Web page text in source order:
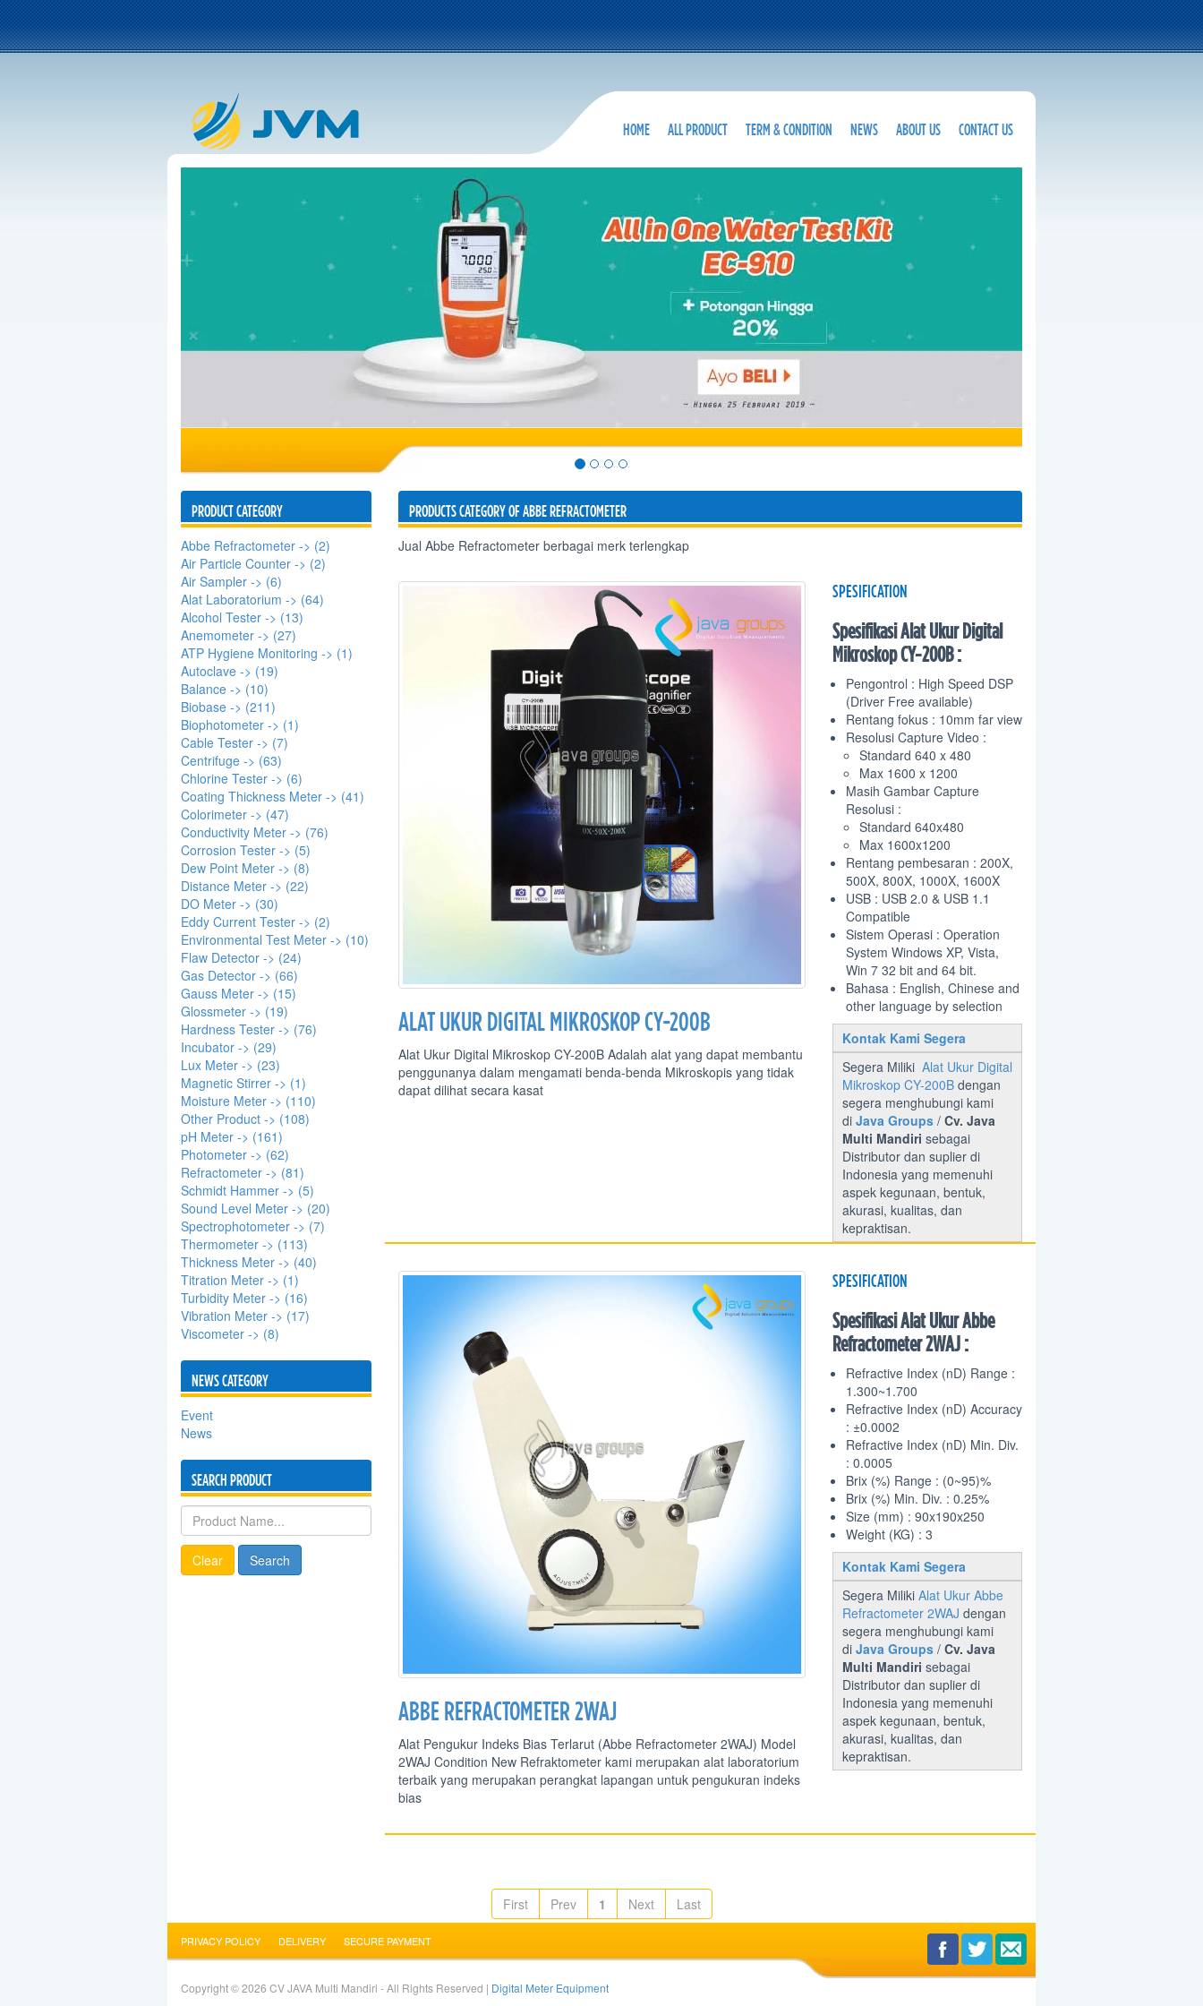
HOME ALL PRODUCT TERM & CONDITION NEWS ABOUT US CONTACT US
PRODUCT CATEGORY
Abbe Refractometer -> (2)
Air Particle Counter -> (2)
Air Sampler -> (6)
Alat Laboratorium -> (64)
Alcohol Tester -> (13)
Anemometer -> (27)
ATP Hygiene Monitoring -> (1)
Autoclave -> (19)
Balance -> (10)
Biobase -> (211)
Biophotometer -> (1)
Cable Tester -> (7)
Centrifuge -> (63)
Chlorine Tester -> (6)
Coating Thickness Meter -> (41)
Colorimeter -> (47)
Conductivity Meter -> (76)
Corrosion Tester -> (5)
Dew Point Meter -> (8)
Distance Meter -> (22)
DO Meter -> (30)
Eddy Current Tester -> (2)
Environmental Test Meter -> (10)
Flaw Detector -> (24)
Gas Detector -> (66)
Gauss Meter -> (15)
Glossmeter -> (19)
Hardness Tester -> (76)
Incubator -> (29)
Lux Meter -> (23)
Magnetic Stirrer -> (1)
Moisture Meter -> (110)
Other Product -> (108)
pH Meter -> (161)
Photometer -> (62)
Refractometer -> (81)
Schmidt Hammer -> (5)
Sound Level Meter -> (20)
Spectrophotometer -> (7)
Thermometer -> (113)
Thickness Meter -> (40)
Titration Meter -> (1)
Turbidity Meter -> (16)
Vibration Meter -> (17)
Viscometer -> (8)
NEWS CATEGORY
Event
News
SEARCH PRODUCT
Clear Search
PRODUCTS CATEGORY OF ABBE REFRACTOMETER
Jual Abbe Refractometer berbagai merk terlengkap
ALAT UKUR DIGITAL MIKROSKOP CY-200B
Alat Ukur Digital Mikroskop CY-200B Adalah alat yang dapat membantu
penggunanya dalam mengamati benda-benda Mikroskopis yang tidak
dapat dilihat secara kasat
SPESIFICATION
Spesifikasi Alat Ukur Digital
Mikroskop CY-200B :
Pengontrol : High Speed DSP
(Driver Free available)
Rentang fokus : 10mm far view
Resolusi Capture Video :
Standard 640 x 480
Max 1600 x 1200
Masih Gambar Capture
Resolusi :
Standard 640x480
Max 1600x1200
Rentang pembesaran : 200X,
500X, 800X, 1000X, 1600X
USB : USB 2.0 & USB 1.1
Compatible
Sistem Operasi : Operation
System Windows XP, Vista,
Win 7 32 bit and 64 bit.
Bahasa : English, Chinese and
other language by selection
Kontak Kami Segera
Segera Miliki Alat Ukur Digital
Mikroskop CY-200Bdengan
segera menghubungi kami
di Java Groups/ Cv. Java
Multi Mandiri sebagai
Distributor dan suplier di
Indonesia yang memenuhi
aspek kegunaan, bentuk,
akurasi, kualitas, dan
kepraktisan.
ABBE REFRACTOMETER 2WAJ
Alat Pengukur Indeks Bias Terlarut (Abbe Refractometer 2WAJ) Model
2WAJ Condition New Refraktometer kami merupakan alat laboratorium
terbaik yang merupakan perangkat lapangan untuk pengukuran indeks
bias
SPESIFICATION
Spesifikasi Alat Ukur Abbe
Refractometer 2WAJ :
Refractive Index (nD) Range :
1.300~1.700
Refractive Index (nD) Accuracy
: ±0.0002
Refractive Index (nD) Min. Div.
: 0.0005
Brix (%) Range : (0~95)%
Brix (%) Min. Div. : 0.25%
Size (mm) : 90x190x250
Weight (KG) : 3
Kontak Kami Segera
Segera Miliki Alat Ukur Abbe
Refractometer 2WAJ dengan
segera menghubungi kami
di Java Groups/ Cv. Java
Multi Mandiri sebagai
Distributor dan suplier di
Indonesia yang memenuhi
aspek kegunaan, bentuk,
akurasi, kualitas, dan
kepraktisan.
First Prev 1 Next Last
PRIVACY POLICY DELIVERY SECURE PAYMENT
Copyright © 2026 CV JAVA Multi Mandiri - All Rights Reserved | Digital Meter Equipment